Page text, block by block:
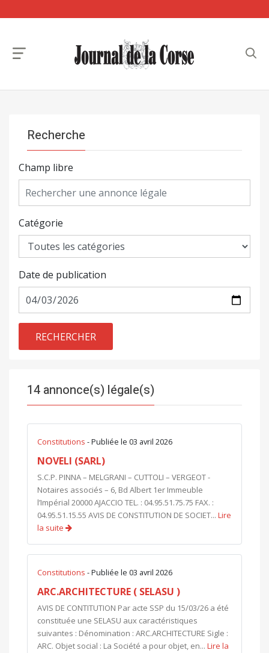
14 annonce(s) légale(s)
Constitutions - Publiée le 03 avril 2026
NOVELI (SARL)
S.C.P. PINNA – MELGRANI – CUTTOLI – VERGEOT -
Notaires associés – 6, Bd Albert 1er Immeuble
l’Impérial 20000 AJACCIO TEL. : 04.95.51.75.75 FAX. :
04.95.51.15.55 AVIS DE CONSTITUTION DE SOCIET... Lire
la suite
Constitutions - Publiée le 03 avril 2026
ARC.ARCHITECTURE ( SELASU )
AVIS DE CONTITUTION Par acte SSP du 15/03/26 a été
constituée une SELASU aux caractéristiques
suivantes : Dénomination : ARC.ARCHITECTURE Sigle :
ARC. Objet social : La Société a pour objet, en... Lire la
Recherche
Champ libre
Catégorie
Date de publication
RECHERCHER